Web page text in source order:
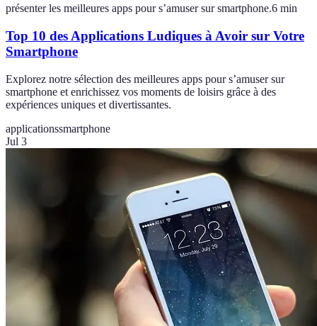
présenter les meilleures apps pour s’amuser sur smartphone.6 min
Top 10 des Applications Ludiques à Avoir sur Votre
Smartphone
Explorez notre sélection des meilleures apps pour s’amuser sur
smartphone et enrichissez vos moments de loisirs grâce à des
expériences uniques et divertissantes.
applicationssmartphone
Jul 3